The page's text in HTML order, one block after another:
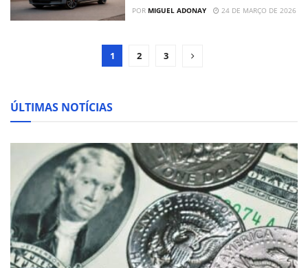
POR MIGUEL ADONAY 24 DE MARÇO DE 2026
1 2 3
ÚLTIMAS NOTÍCIAS